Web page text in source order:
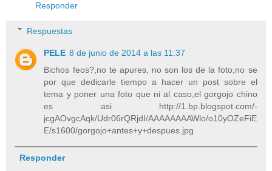
Responder
Respuestas
PELE 8 de junio de 2014 a las 11:37
Bichos feos?,no te apures, no son los de la foto,no se
por que dedicarle tiempo a hacer un post sobre el
tema y poner una foto que ni al caso,el gorgojo chino
es asi http://1.bp.blogspot.com/-
jcgAOvgcAqk/Udr06rQRjdI/AAAAAAAAWlo/o10yOZeFiE
E/s1600/gorgojo+antes+y+despues.jpg
Responder